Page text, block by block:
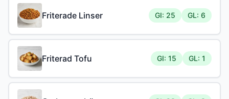
Friterade Linser GI: 25 GL: 6
Friterad Tofu GI: 15 GL: 1